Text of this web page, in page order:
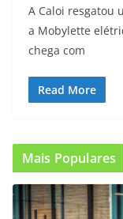
A Caloi resgatou
a Mobylette
chega com
Read More
Mais Populares